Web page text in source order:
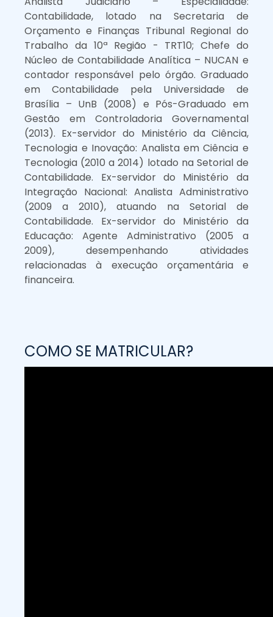
Contabilidade, lotado na Secretaria de
Orçamento e Finanças Tribunal Regional do
Trabalho da 10ª Região - TRT10; Chefe do
Núcleo de Contabilidade Analítica – NUCAN e
contador responsável pelo órgão. Graduado
em Contabilidade pela Universidade de
Brasília – UnB (2008) e Pós-Graduado em
Gestão em Controladoria Governamental
(2013). Ex-servidor do Ministério da Ciência,
Tecnologia e Inovação: Analista em Ciência e
Tecnologia (2010 a 2014) lotado na Setorial de
Contabilidade. Ex-servidor do Ministério da
Integração Nacional: Analista Administrativo
(2009 a 2010), atuando na Setorial de
Contabilidade. Ex-servidor do Ministério da
Educação: Agente Administrativo (2005 a
2009), desempenhando atividades
relacionadas à execução orçamentária e
financeira.
COMO SE MATRICULAR?